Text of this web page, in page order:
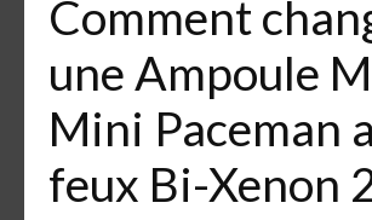
Comment
une Ampoule
Mini Paceman
feux Bi-Xenon